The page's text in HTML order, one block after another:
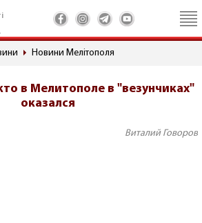
Новини Мелітополя
в Мелитополе в "везунчиках"
оказался
Виталий Говоров